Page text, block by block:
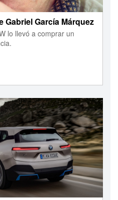
Gabriel García Márquez
lo llevó a comprar un